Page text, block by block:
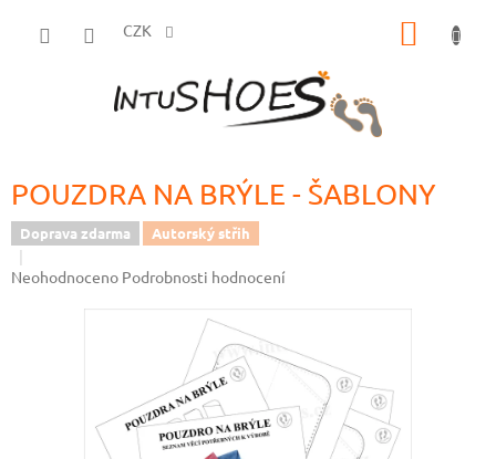
CZK
POUZDRA NA BRÝLE - ŠABLONY
Doprava zdarma Autorský střih
Průměrné
Neohodnoceno Podrobnosti hodnocení